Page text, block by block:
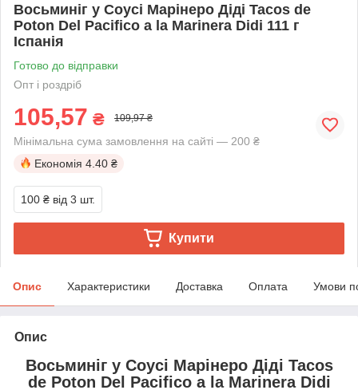
Восьминіг у Соусі Марінеро Діді Tacos de
Poton Del Pacifico a la Marinera Didi 111 г
Іспанія
Готово до відправки
Опт і роздріб
105,57 ₴ 109,97 ₴
Мінімальна сума замовлення на сайті — 200 ₴
Економія 4.40 ₴
100 ₴ від 3 шт.
Купити
Опис Характеристики Доставка Оплата Умови
Опис
Восьминіг у Соусі Марінеро Діді Tacos
de Poton Del Pacifico a la Marinera Didi